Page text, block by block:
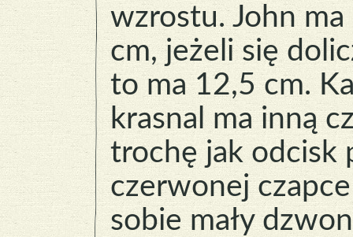
wzrostu. John
cm, jeżeli się
to ma 12,5 cm.
krasnal ma inną
trochę jak odcisk
czerwonej
sobie mały